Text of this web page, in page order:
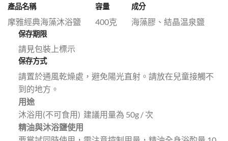
產品名稱
摩雅經典海藻沐浴鹽
容量
400克
成分
海藻膠、結晶温泉鹽
保存期限
請見包裝上標示
保存方式
請置於通風乾燥處，避免陽光直射。請放在兒童接觸不
到的地方。
用途
沐浴用(不可食用) 建議用量為 50g / 次
精油與沐浴鹽使用